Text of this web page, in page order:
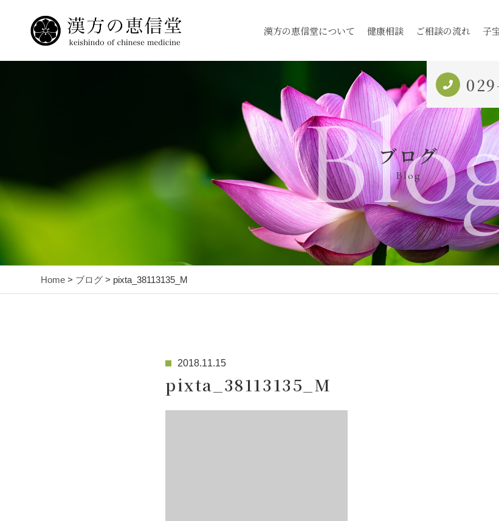
漢方の恵信堂について 健康相談 ご相談の流れ 子
ブログ
Blog
Home > ブログ > pixta_38113135_M
2018.11.15
pixta_38113135_M